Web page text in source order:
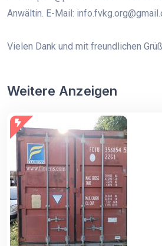
Anwältin. E-Mail:
Vielen Dank und mit freundlichen
Weitere Anzeigen